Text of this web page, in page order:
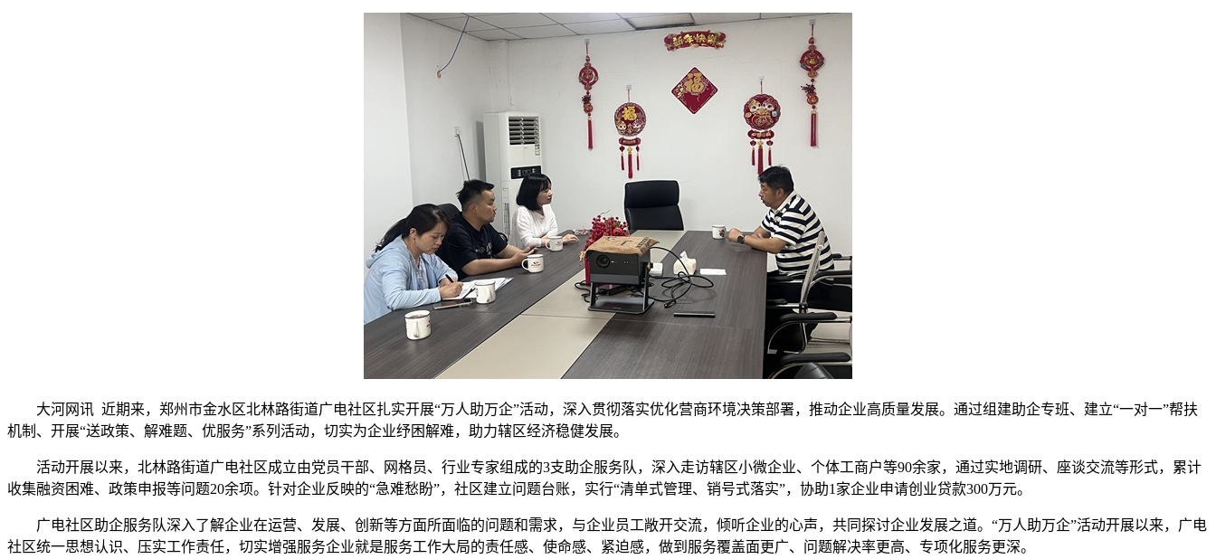
大河网讯 近期来，郑州市金水区北林路街道广电社区扎实开展“万人助万企”活动，深入贯彻落实优化营商环境决策部署，推动企业高质量发展。通过组建助企专班、建立“一对一”帮扶
机制、开展“送政策、解难题、优服务”系列活动，切实为企业纾困解难，助力辖区经济稳健发展。
活动开展以来，北林路街道广电社区成立由党员干部、网格员、行业专家组成的3支助企服务队，深入走访辖区小微企业、个体工商户等90余家，通过实地调研、座谈交流等形式，累计
收集融资困难、政策申报等问题20余项。针对企业反映的“急难愁盼”，社区建立问题台账，实行“清单式管理、销号式落实”，协助1家企业申请创业贷款300万元。
广电社区助企服务队深入了解企业在运营、发展、创新等方面所面临的问题和需求，与企业员工敞开交流，倾听企业的心声，共同探讨企业发展之道。“万人助万企”活动开展以来，广电
社区统一思想认识、压实工作责任，切实增强服务企业就是服务工作大局的责任感、使命感、紧迫感，做到服务覆盖面更广、问题解决率更高、专项化服务更深。